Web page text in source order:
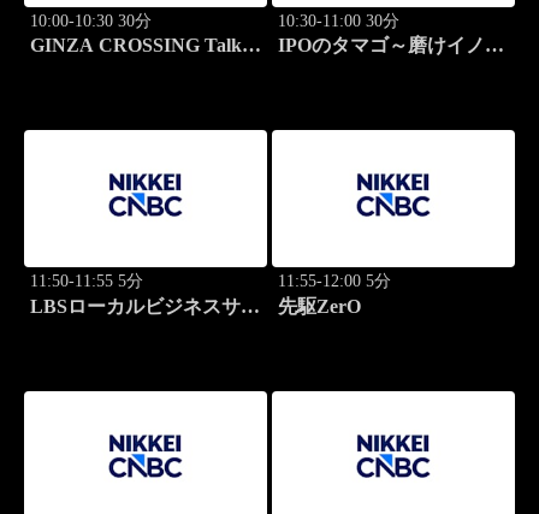
10:00-10:30 30分
GINZA CROSSING Talk
10:30-11:00 30分
IPOのタマゴ～磨けイノベ
11:50-11:55 5分
LBSローカルビジネスサテ
11:55-12:00 5分
先駆ZerO